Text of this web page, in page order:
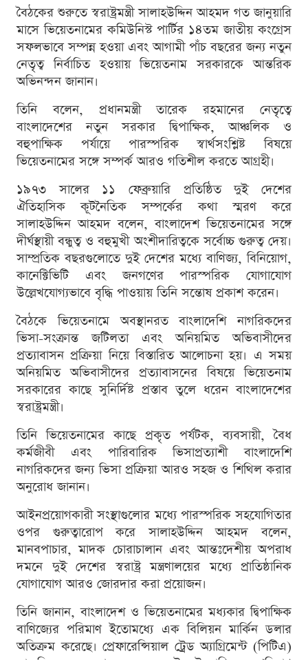
বৈঠকের শুরুতে স্বরাষ্ট্রমন্ত্রী সালাহউদ্দিন আহমদ গত জানুয়ারি
মাসে ভিয়েতনামের কমিউনিস্ট পার্টির ১৪তম জাতীয় কংগ্রেস
সফলভাবে সম্পন্ন হওয়া এবং আগামী পাঁচ বছরের জন্য নতুন
নেতৃত্ব নির্বাচিত হওয়ায় ভিয়েতনাম সরকারকে আন্তরিক
অভিনন্দন জানান।
তিনি বলেন, প্রধানমন্ত্রী তারেক রহমানের নেতৃত্বে
বাংলাদেশের নতুন সরকার দ্বিপাক্ষিক, আঞ্চলিক ও
বহুপাক্ষিক পর্যায়ে পারস্পরিক স্বার্থসংশ্লিষ্ট বিষয়ে
ভিয়েতনামের সঙ্গে সম্পর্ক আরও গতিশীল করতে আগ্রহী।
১৯৭৩ সালের ১১ ফেব্রুয়ারি প্রতিষ্ঠিত দুই দেশের
ঐতিহাসিক কূটনৈতিক সম্পর্কের কথা স্মরণ করে
সালাহউদ্দিন আহমদ বলেন, বাংলাদেশ ভিয়েতনামের সঙ্গে
দীর্ঘস্থায়ী বন্ধুত্ব ও বহুমুখী অংশীদারিত্বকে সর্বোচ্চ গুরুত্ব দেয়।
সাম্প্রতিক বছরগুলোতে দুই দেশের মধ্যে বাণিজ্য, বিনিয়োগ,
কানেক্টিভিটি এবং জনগণের পারস্পরিক যোগাযোগ
উল্লেখযোগ্যভাবে বৃদ্ধি পাওয়ায় তিনি সন্তোষ প্রকাশ করেন।
বৈঠকে ভিয়েতনামে অবস্থানরত বাংলাদেশি নাগরিকদের
ভিসা-সংক্রান্ত জটিলতা এবং অনিয়মিত অভিবাসীদের
প্রত্যাবাসন প্রক্রিয়া নিয়ে বিস্তারিত আলোচনা হয়। এ সময়
অনিয়মিত অভিবাসীদের প্রত্যাবাসনের বিষয়ে ভিয়েতনাম
সরকারের কাছে সুনির্দিষ্ট প্রস্তাব তুলে ধরেন বাংলাদেশের
স্বরাষ্ট্রমন্ত্রী।
তিনি ভিয়েতনামের কাছে প্রকৃত পর্যটক, ব্যবসায়ী, বৈধ
কর্মজীবী এবং পারিবারিক ভিসাপ্রত্যাশী বাংলাদেশি
নাগরিকদের জন্য ভিসা প্রক্রিয়া আরও সহজ ও শিথিল করার
অনুরোধ জানান।
আইনপ্রয়োগকারী সংস্থাগুলোর মধ্যে পারস্পরিক সহযোগিতার
ওপর গুরুত্বারোপ করে সালাহউদ্দিন আহমদ বলেন,
মানবপাচার, মাদক চোরাচালান এবং আন্তঃদেশীয় অপরাধ
দমনে দুই দেশের স্বরাষ্ট্র মন্ত্রণালয়ের মধ্যে প্রাতিষ্ঠানিক
যোগাযোগ আরও জোরদার করা প্রয়োজন।
তিনি জানান, বাংলাদেশ ও ভিয়েতনামের মধ্যকার দ্বিপাক্ষিক
বাণিজ্যের পরিমাণ ইতোমধ্যে এক বিলিয়ন মার্কিন ডলার
অতিক্রম করেছে। প্রেফারেন্সিয়াল ট্রেড অ্যাগ্রিমেন্ট (পিটিএ)